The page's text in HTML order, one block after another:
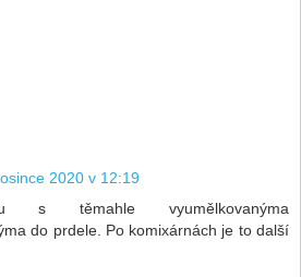
2020 v 12:19
těmahle vyumělkovanýma
do prdele. Po komixárnách je to další